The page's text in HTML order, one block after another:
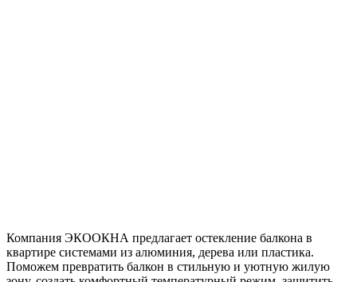
Компания ЭКООКНА предлагает остекление балкона в
квартире системами из алюминия, дерева или пластика.
Поможем превратить балкон в стильную и уютную жилую